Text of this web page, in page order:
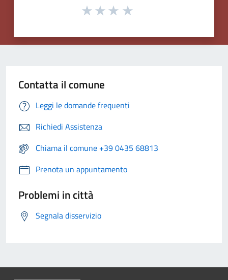
Contatta il comune
Leggi le domande frequenti
Richiedi Assistenza
Chiama il comune +39 0435 68813
Prenota un appuntamento
Problemi in città
Segnala disservizio